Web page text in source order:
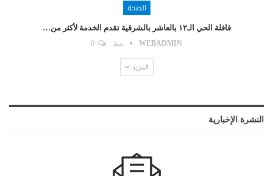
الصحة
قافلة الحي الـ١٢ بالعاشر بالشرقية تقدم الخدمة لأكثر من…
WEBADMIN منذ
المزيد
النشرة الإخبارية